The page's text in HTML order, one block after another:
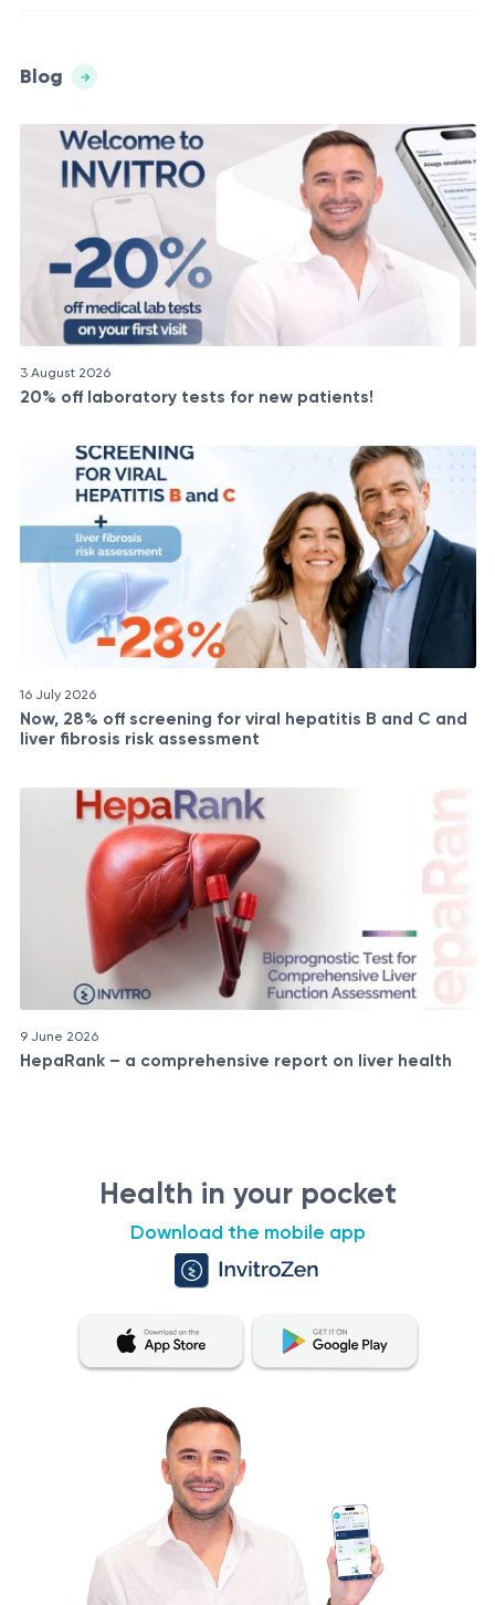
Blog
3 August 2026
20% off laboratory tests for new patients!
16 July 2026
Now, 28% off screening for viral hepatitis B and C and
liver fibrosis risk assessment
9 June 2026
HepaRank – a comprehensive report on liver health
Health in your pocket
Download the mobile app